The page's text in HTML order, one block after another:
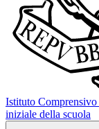
Istituto Comprensivo
iniziale della scuola